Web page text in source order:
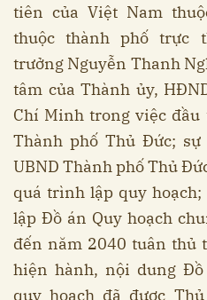
tiên của Việt Nam
thuộc thành phố trực
trưởng Nguyễn Thanh
tâm của Thành ủy,
Chí Minh trong việc
Thành phố Thủ Đức;
UBND Thành phố Thủ
quá trình lập quy
lập Đồ án Quy hoạch
đến năm 2040 tuân thủ
hiện hành, nội dung
quy hoạch đã được